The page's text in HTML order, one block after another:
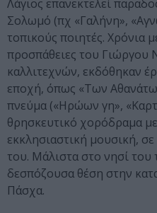
Λάγιος επανεκτελεί
Σολωμό (πχ «Γαλήνη»,
τοπικούς ποιητές. Χρόνια
προσπάθειες του Γιώργου
καλλιτεχνών, εκδόθηκαν
εποχή, όπως «Των
πνεύμα («Ηρώων γη»,
θρησκευτικό χορόδραμα
εκκλησιαστική μουσική,
του. Μάλιστα στο νησί του
δεσπόζουσα θέση στην
Πάσχα.